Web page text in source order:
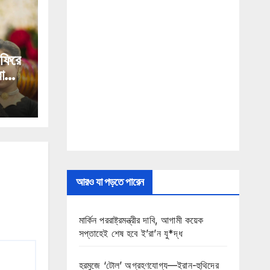
আরও যা পড়তে পারেন
মার্কিন পররাষ্ট্রমন্ত্রীর দাবি, আগামী কয়েক
সপ্তাহেই শেষ হবে ই’রা’ন যু*দ্ধ
হরমুজে ‘টোল’ অগ্রহণযোগ্য—ইরান-হুথিদের